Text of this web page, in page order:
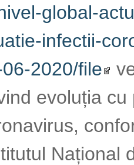
global-
obține
cu
de
România